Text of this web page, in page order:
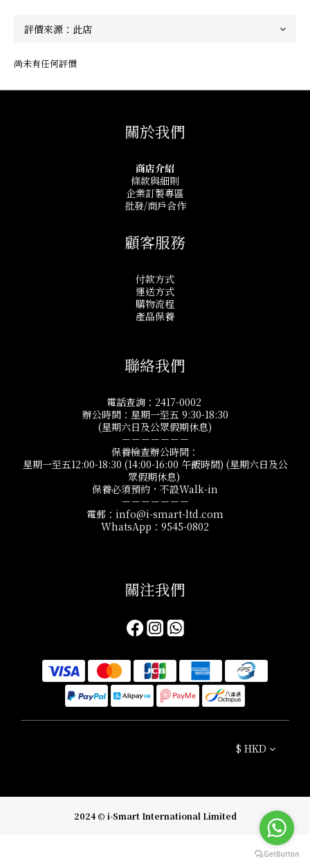
尚未有任何評價
立即購買
關於我們
商店介紹
條款與細則
企業訂製專區
批發/商戶合作
顧客服務
付款方式
運送方式
購物流程
產品保養
聯絡我們
電話查詢：2417-0002
辦公時間：星期一至五 9:30-18:30
(星期六日及公眾假期休息)
－－－－－－－
保養檢查辦公時間：
星期一至五12:00-18:30 (14:00-16:00 午飯時間) (星期六日及公
眾假期休息)
保養必須預約，不設Walk-in
－－－－－－－
電郵：info@i-smart-ltd.com
WhatsApp：9545-0802
關注我們​
$ HKD
2024 © i-Smart International Limited